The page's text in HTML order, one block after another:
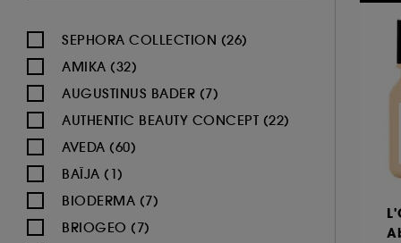
SEPHORA COLLECTION (26)
AMIKA (32)
AUGUSTINUS BADER (7)
AUTHENTIC BEAUTY CONCEPT (22)
AVEDA (60)
BAÏJA (1)
BIODERMA (7)
BRIOGEO (7)